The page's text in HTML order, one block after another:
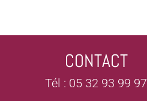
CONTACT
Tél : 05 32 93 99 97